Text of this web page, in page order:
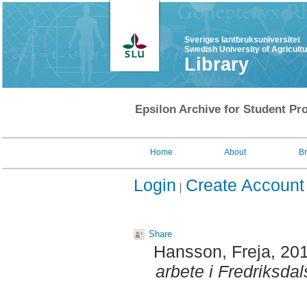
Sveriges lantbruksuniversitet
Swedish University of
Library
Epsilon Archive for Student
Home About
Login Create Account
Share
Hansson, Freja,
arbete i